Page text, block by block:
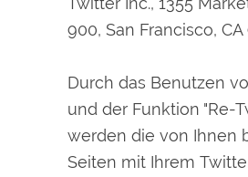
900, San Francisco, CA
Durch das Benutzen
und der Funktion "Re-
werden die von Ihnen
Seiten mit Ihrem